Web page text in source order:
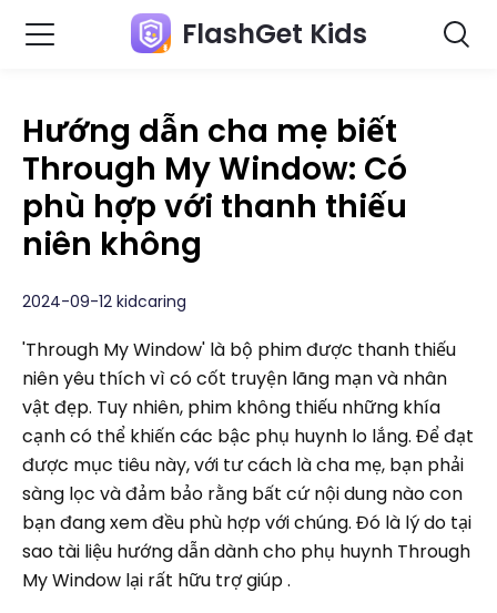
FlashGet Kids
Hướng dẫn cha mẹ biết
Through My Window: Có
phù hợp với thanh thiếu
niên không
2024-09-12 kidcaring
'Through My Window' là bộ phim được thanh thiếu
niên yêu thích vì có cốt truyện lãng mạn và nhân
vật đẹp. Tuy nhiên, phim không thiếu những khía
cạnh có thể khiến các bậc phụ huynh lo lắng. Để đạt
được mục tiêu này, với tư cách là cha mẹ, bạn phải
sàng lọc và đảm bảo rằng bất cứ nội dung nào con
bạn đang xem đều phù hợp với chúng. Đó là lý do tại
sao tài liệu hướng dẫn dành cho phụ huynh Through
My Window lại rất hữu trợ giúp .